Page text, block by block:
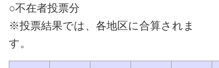
○不在者投票分
※投票結果では、各地区に合算されま
す。